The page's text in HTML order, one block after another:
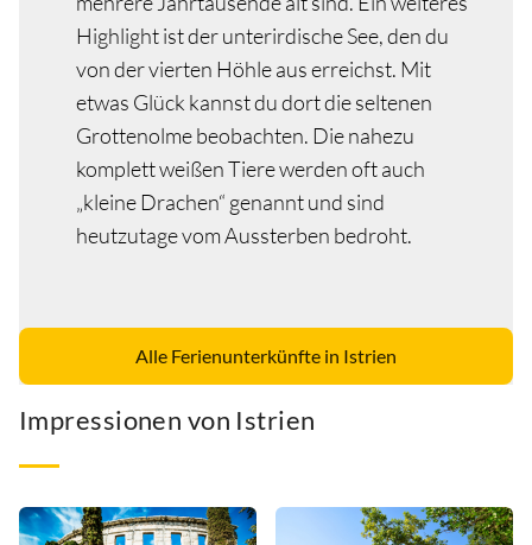
Highlight ist der unterirdische See, den du
von der vierten Höhle aus erreichst. Mit
etwas Glück kannst du dort die seltenen
Grottenolme beobachten. Die nahezu
komplett weißen Tiere werden oft auch
„kleine Drachen“ genannt und sind
heutzutage vom Aussterben bedroht.
Alle Ferienunterkünfte in Istrien
Impressionen von Istrien